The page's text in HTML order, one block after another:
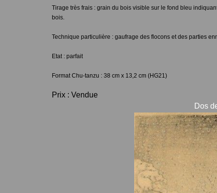
Tirage très frais : grain du bois visible sur le fond bleu
bois.
Technique particulière : gaufrage des flocons et des parties
Etat : parfait
Format Chu-tanzu : 38 cm x 13,2 cm (HG21)
Prix : Vendue
Dos